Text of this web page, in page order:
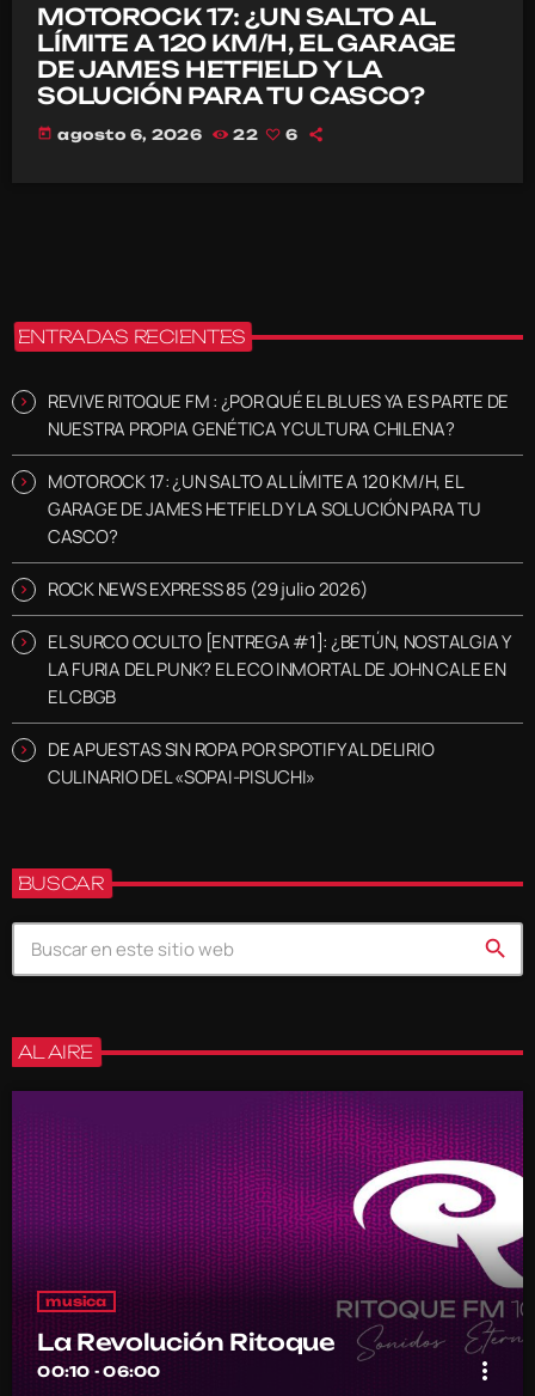
MOTOROCK 17: ¿UN SALTO AL
LÍMITE A 120 KM/H, EL GARAGE
DE JAMES HETFIELD Y LA
SOLUCIÓN PARA TU CASCO?
today agosto 6, 2026 22 6
ENTRADAS RECIENTES
REVIVE RITOQUE FM : ¿POR QUÉ EL BLUES YA ES PARTE DE
NUESTRA PROPIA GENÉTICA Y CULTURA CHILENA?
MOTOROCK 17: ¿UN SALTO AL LÍMITE A 120 KM/H, EL
GARAGE DE JAMES HETFIELD Y LA SOLUCIÓN PARA TU
CASCO?
ROCK NEWS EXPRESS 85 (29 julio 2026)
EL SURCO OCULTO [ENTREGA #1]: ¿BETÚN, NOSTALGIA Y
LA FURIA DEL PUNK? EL ECO INMORTAL DE JOHN CALE EN
EL CBGB
DE APUESTAS SIN ROPA POR SPOTIFY AL DELIRIO
CULINARIO DEL «SOPAI-PISUCHI»
BUSCAR
search
AL AIRE
musica
La Revolución Ritoque
00:10 - 06:00 more_vert